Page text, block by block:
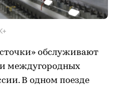
обслуживают
междугородных
В одном поезде